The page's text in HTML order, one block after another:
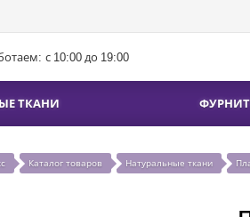
с 10:00 до 19:00
ТКАНИ
Каталог товаров Натуральные ткани